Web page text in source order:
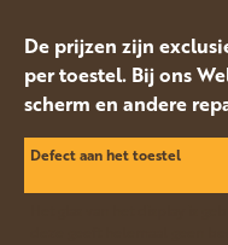
De prijzen zijn
per toestel. Bij ons
scherm en andere
Defect aan het toestel